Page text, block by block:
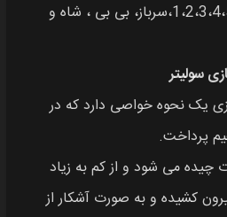
خال دل : 1،2،3،4،5،6،7،8،9،10،سرباز، بی بی ، شاه و
سولیتر
یک نحوه خواصی دارد که در
پرداخت.
ستون کارت چیده می شود و از کم به زیاد
کشیده و به صورت آشکار از